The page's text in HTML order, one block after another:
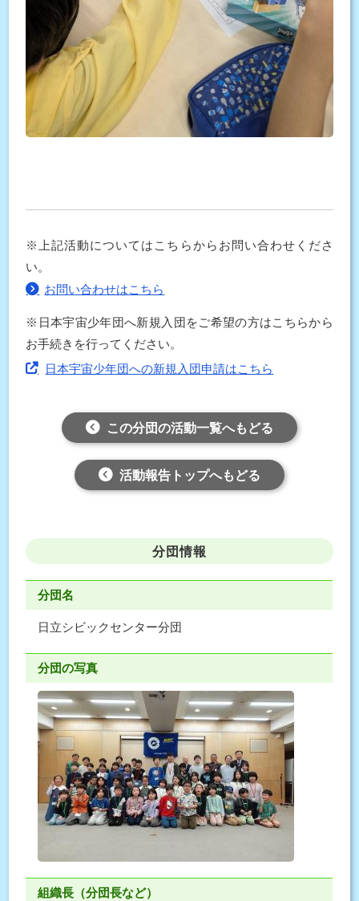
※上記活動についてはこちらからお問い合わせくださ
い。
お問い合わせはこちら
※日本宇宙少年団へ新規入団をご希望の方はこちらから
お手続きを行ってください。
日本宇宙少年団への新規入団申請はこちら
この分団の活動一覧へもどる
活動報告トップへもどる
分団情報
分団名
日立シビックセンター分団
分団の写真
組織長（分団長など）